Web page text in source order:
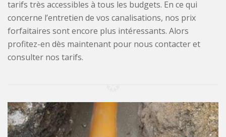
tarifs très accessibles à tous les budgets. En ce qui
concerne l’entretien de vos canalisations, nos prix
forfaitaires sont encore plus intéressants. Alors
profitez-en dès maintenant pour nous contacter et
consulter nos tarifs.